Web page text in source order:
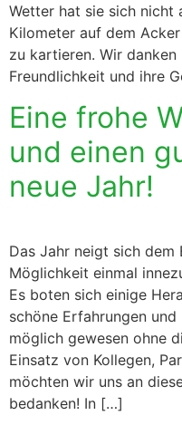
Wetter hat sie sich nicht
Kilometer auf dem
zu kartieren. Wir
Freundlichkeit und ihre
Eine frohe
und einen
neue Jahr!
Das Jahr neigt sich
Möglichkeit einmal
Es boten sich einige
schöne Erfahrungen
möglich gewesen ohne
Einsatz von Kollegen,
möchten wir uns an
bedanken! In […]